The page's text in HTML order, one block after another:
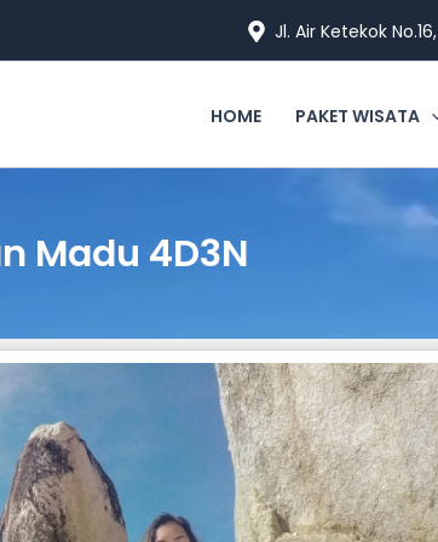
Jl. Air Ketekok
HOME PAKET WISATA
Madu 4D3N